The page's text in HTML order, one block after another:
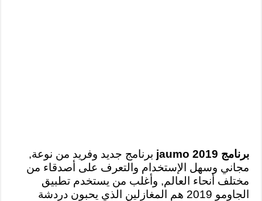
برنامج jaumo 2019
برنامج جديد وفريد من نوعة,
مجاني وسهل الإستخدام والتعرف على أصدقاء من
مختلف أنحاء العالم, وأغلب من يستخدم تطبيق
الجاومو 2019 هم المغازلين الذي يحبون دردشة